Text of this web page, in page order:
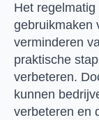
Het
gebruikmaken
verminderen
praktische
verbeteren.
kunnen
verbeteren en